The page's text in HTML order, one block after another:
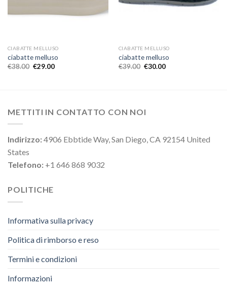
CIABATTE MELLUSO
ciabatte melluso
€38.00 €29.00
CIABATTE MELLUSO
ciabatte melluso
€39.00 €30.00
METTITI IN CONTATTO CON NOI
Indirizzo:4906 Ebbtide Way, San Diego, CA 92154 United
States
Telefono: +1 646 868 9032
POLITICHE
Informativa sulla privacy
Politica di rimborso e reso
Termini e condizioni
Informazioni